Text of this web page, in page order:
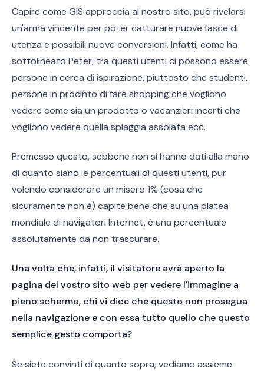
Capire come GIS approccia al nostro sito, può rivelarsi
un'arma vincente per poter catturare nuove fasce di
utenza e possibili nuove conversioni. Infatti, come ha
sottolineato Peter, tra questi utenti ci possono essere
persone in cerca di ispirazione, piuttosto che studenti,
persone in procinto di fare shopping che vogliono
vedere come sia un prodotto o vacanzieri incerti che
vogliono vedere quella spiaggia assolata ecc.
Premesso questo, sebbene non si hanno dati alla mano
di quanto siano le percentuali di questi utenti, pur
volendo considerare un misero 1% (cosa che
sicuramente non è) capite bene che su una platea
mondiale di navigatori Internet, è una percentuale
assolutamente da non trascurare.
Una volta che, infatti, il visitatore avrà aperto la
pagina del vostro sito web per vedere l'immagine a
pieno schermo, chi vi dice che questo non prosegua
nella navigazione e con essa tutto quello che questo
semplice gesto comporta?
Se siete convinti di quanto sopra, vediamo assieme